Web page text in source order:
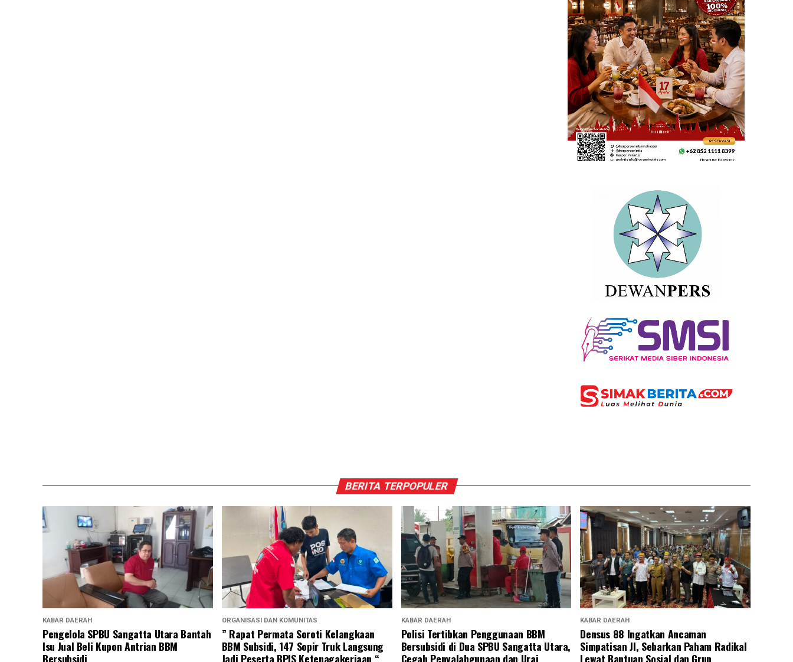
BERITA TERPOPULER
KABAR DAERAH
Pengelola SPBU Sangatta Utara Bantah
Isu Jual Beli Kupon Antrian BBM
Bersubsidi
ORGANISASI DAN KOMUNITAS
” Rapat Permata Soroti Kelangkaan
BBM Subsidi, 147 Sopir Truk Langsung
Jadi Peserta BPJS Ketenagakerjaan “
KABAR DAERAH
Polisi Tertibkan Penggunaan BBM
Bersubsidi di Dua SPBU Sangatta Utara,
Cegah Penyalahgunaan dan Urai
KABAR DAERAH
Densus 88 Ingatkan Ancaman
Simpatisan JI, Sebarkan Paham Radikal
Lewat Bantuan Sosial dan Grup